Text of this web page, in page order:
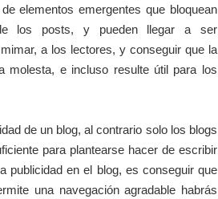
elementos emergentes que bloquean
los posts, y pueden llegar a ser
a los lectores, y conseguir que la
molesta, e incluso resulte útil para los
de un blog, al contrario solo los blogs
para plantearse hacer de escribir
publicidad en el blog, es conseguir que
una navegación agradable habrás